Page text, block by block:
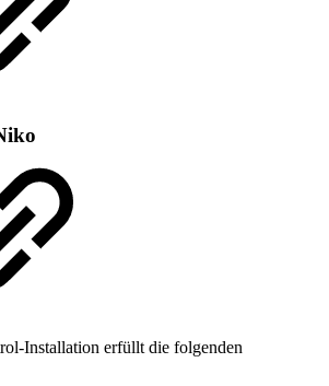
Installation erfüllt die folgenden